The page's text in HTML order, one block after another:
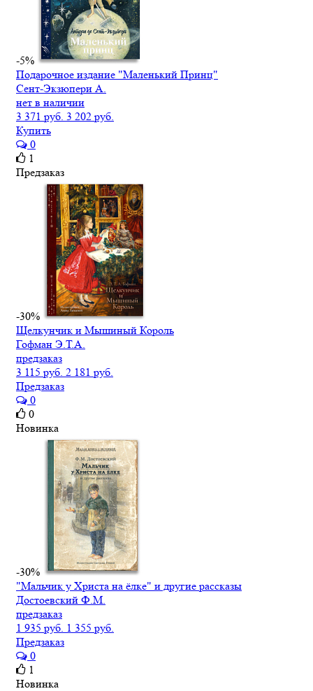
-5%
Подарочное издание "Маленький Принц"
Сент-Экзюпери А.
нет в наличии
3 371 руб. 3 202 руб.
Купить
0
1
Предзаказ
-30%
Щелкунчик и Мышиный Король
Гофман Э.Т.А.
предзаказ
3 115 руб. 2 181 руб.
Предзаказ
0
0
Новинка
-30%
"Мальчик у Христа на ёлке" и другие рассказы
Достоевский Ф.М.
предзаказ
1 935 руб. 1 355 руб.
Предзаказ
0
1
Новинка